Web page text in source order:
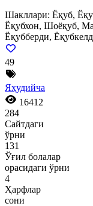
Шакллари: Ёқуб,
Ёқубхон, Шоёқуб,
Ёқубберди,
49
Яҳудийча
16412
284
Сайтдаги
ўрни
131
Ўғил болалар
орасидаги ўрни
4
Ҳарфлар
сони